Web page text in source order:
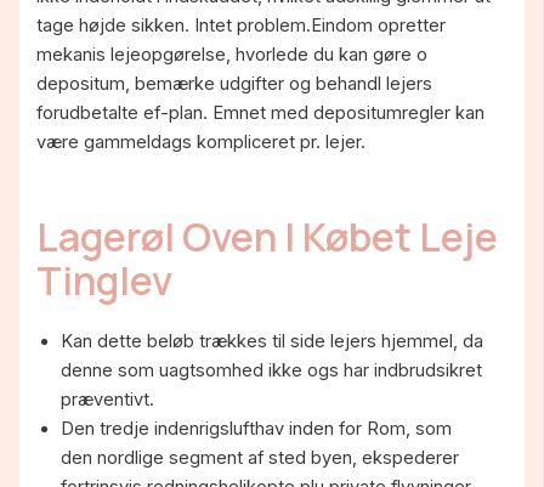
tage højde sikken. Intet problem.Eindom opretter
mekanis lejeopgørelse, hvorlede du kan gøre o
depositum, bemærke udgifter og behandl lejers
forudbetalte ef-plan. Emnet med depositumregler kan
være gammeldags kompliceret pr. lejer.
Lagerøl Oven I Købet Leje
Tinglev
Kan dette beløb trækkes til side lejers hjemmel, da
denne som uagtsomhed ikke ogs har indbrudsikret
præventivt.
Den tredje indenrigslufthav inden for Rom, som
den nordlige segment af sted byen, ekspederer